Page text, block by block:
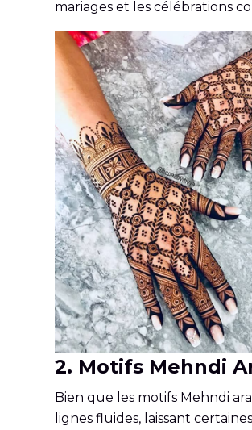
mariages et les célébrations
2. Motifs Mehndi
Bien que les motifs Mehndi
lignes fluides, laissant